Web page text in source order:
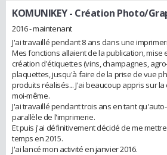
KOMUNIKEY - Création Photo/
2016 - maintenant
J'ai travaillé pendant 8 ans dans une
Mes fonctions allaient de la publication, mise
création d'étiquettes (vins, champagnes,
plaquettes, jusqu'à faire de la prise de vue
produits réalisés... J'ai beaucoup appris sur
moi-même.
J'ai travaillé pendant trois ans en tant
parallèle de l'imprimerie.
Et puis j'ai définitivement décidé de me
temps en 2015.
J'ai lancé mon activité en janvier 2016.